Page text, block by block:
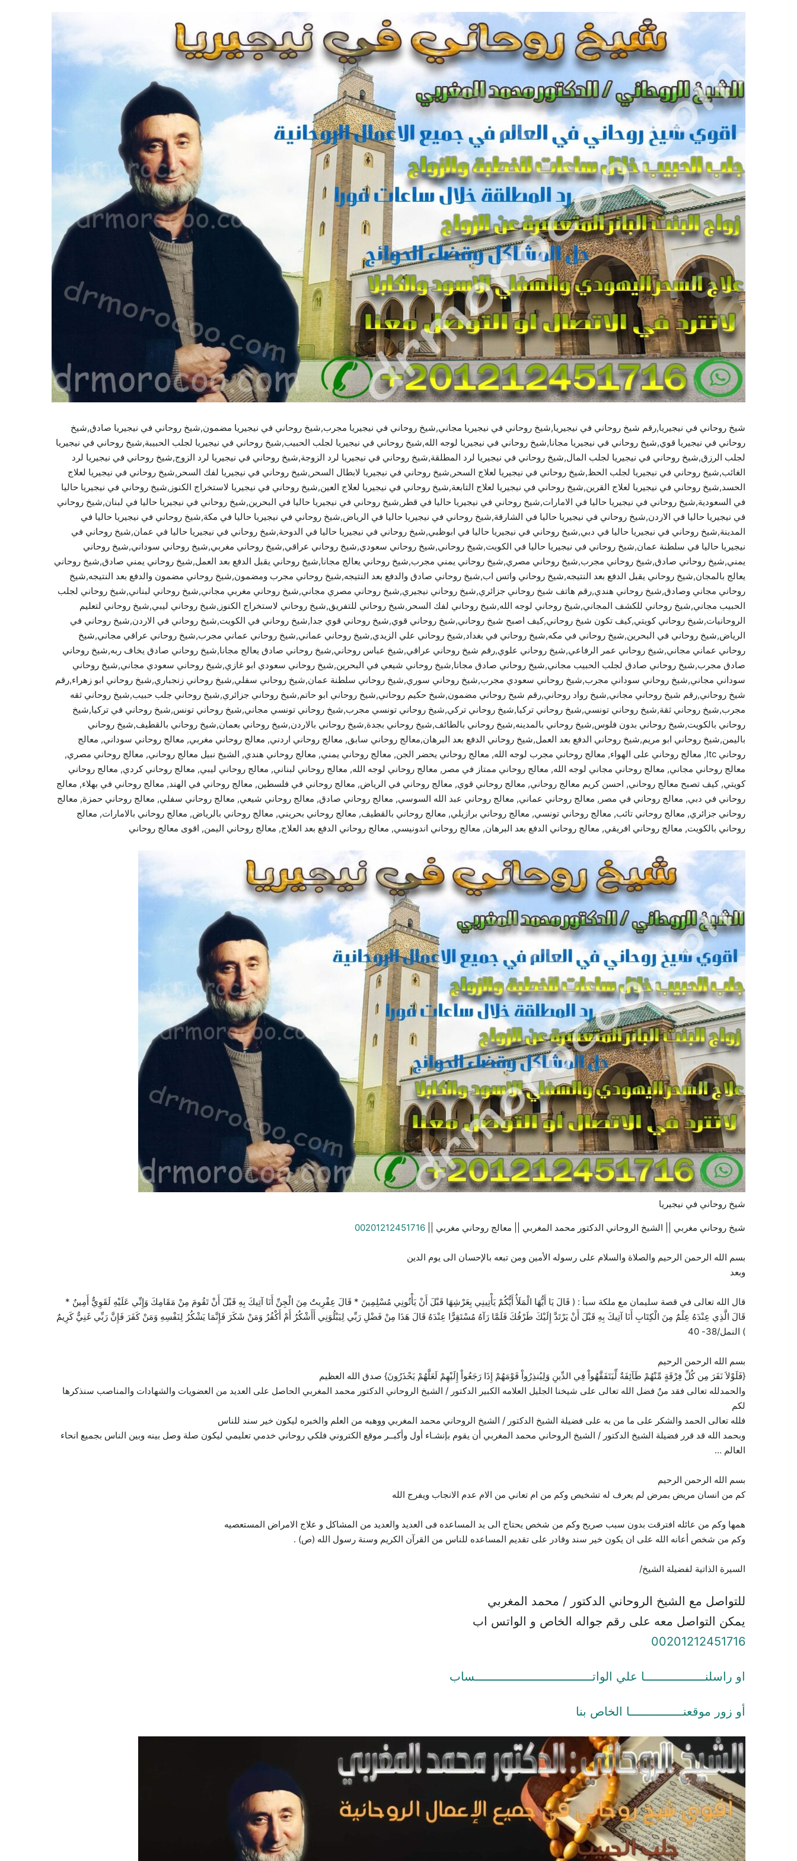
شيخ روحاني في نيجيريا,رقم شيخ روحاني في نيجيريا,شيخ روحاني في نيجيريا مجاني,شيخ روحاني في نيجيريا مجرب,شيخ روحاني في نيجيريا مضمون,شيخ روحاني في نيجيريا صادق,شيخ
روحاني في نيجيريا قوي,شيخ روحاني في نيجيريا مجانا,شيخ روحاني في نيجيريا لوجه الله,شيخ روحاني في نيجيريا لجلب الحبيب,شيخ روحاني في نيجيريا لجلب الحبيبة,شيخ روحاني في نيجيريا
لجلب الرزق,شيخ روحاني في نيجيريا لجلب المال,شيخ روحاني في نيجيريا لرد المطلقة,شيخ روحاني في نيجيريا لرد الزوجة,شيخ روحاني في نيجيريا لرد الزوج,شيخ روحاني في نيجيريا لرد
الغائب,شيخ روحاني في نيجيريا لجلب الحظ,شيخ روحاني في نيجيريا لعلاج السحر,شيخ روحاني في نيجيريا لابطال السحر,شيخ روحاني في نيجيريا لفك السحر,شيخ روحاني في نيجيريا لعلاج
الحسد,شيخ روحاني في نيجيريا لعلاج القرين,شيخ روحاني في نيجيريا لعلاج التابعة,شيخ روحاني في نيجيريا لعلاج العين,شيخ روحاني في نيجيريا لاستخراج الكنوز,شيخ روحاني في نيجيريا حاليا
في السعودية,شيخ روحاني في نيجيريا حاليا في الامارات,شيخ روحاني في نيجيريا حاليا في قطر,شيخ روحاني في نيجيريا حاليا في البحرين,شيخ روحاني في نيجيريا حاليا في لبنان,شيخ روحاني
في نيجيريا حاليا في الاردن,شيخ روحاني في نيجيريا حاليا في الشارقة,شيخ روحاني في نيجيريا حاليا في الرياض,شيخ روحاني في نيجيريا حاليا في مكة,شيخ روحاني في نيجيريا حاليا في
المدينة,شيخ روحاني في نيجيريا حاليا في دبي,شيخ روحاني في نيجيريا حاليا في ابوظبي,شيخ روحاني في نيجيريا حاليا في الدوحة,شيخ روحاني في نيجيريا حاليا في عمان,شيخ روحاني في
نيجيريا حاليا في سلطنة عمان,شيخ روحاني في نيجيريا حاليا في الكويت,شيخ روحاني,شيخ روحاني سعودي,شيخ روحاني عراقي,شيخ روحاني مغربي,شيخ روحاني سوداني,شيخ روحاني
يمني,شيخ روحاني صادق,شيخ روحاني مجرب,شيخ روحاني مصري,شيخ روحاني يمني مجرب,شيخ روحاني يعالج مجانا,شيخ روحاني يقبل الدفع بعد العمل,شيخ روحاني يمني صادق,شيخ روحاني
يعالج بالمجان,شيخ روحاني يقبل الدفع بعد النتيجه,شيخ روحاني واتس اب,شيخ روحاني صادق والدفع بعد النتيجه,شيخ روحاني مجرب ومضمون,شيخ روحاني مضمون والدفع بعد النتيجه,شيخ
روحاني مجاني وصادق,شيخ روحاني هندي,رقم هاتف شيخ روحاني جزائري,شيخ روحاني نيجيري,شيخ روحاني مصري مجاني,شيخ روحاني مغربي مجاني,شيخ روحاني لبناني,شيخ روحاني لجلب
الحبيب مجاني,شيخ روحاني للكشف المجاني,شيخ روحاني لوجه الله,شيخ روحاني لفك السحر,شيخ روحاني للتفريق,شيخ روحاني لاستخراج الكنوز,شيخ روحاني ليبي,شيخ روحاني لتعليم
الروحانيات,شيخ روحاني كويتي,كيف تكون شيخ روحاني,كيف اصبح شيخ روحاني,شيخ روحاني قوي,شيخ روحاني قوي جدا,شيخ روحاني في الكويت,شيخ روحاني في الاردن,شيخ روحاني في
الرياض,شيخ روحاني في البحرين,شيخ روحاني في مكه,شيخ روحاني في بغداد,شيخ روحاني علي الزيدي,شيخ روحاني عماني,شيخ روحاني عماني مجرب,شيخ روحاني عراقي مجاني,شيخ
روحاني عماني مجاني,شيخ روحاني عمر الرفاعي,شيخ روحاني علوي,رقم شيخ روحاني عراقي,شيخ عباس روحاني,شيخ روحاني صادق يعالج مجانا,شيخ روحاني صادق يخاف ربه,شيخ روحاني
صادق مجرب,شيخ روحاني صادق لجلب الحبيب مجاني,شيخ روحاني صادق مجانا,شيخ روحاني شيعي في البحرين,شيخ روحاني سعودي ابو غازي,شيخ روحاني سعودي مجاني,شيخ روحاني
سوداني مجاني,شيخ روحاني سوداني مجرب,شيخ روحاني سعودي مجرب,شيخ روحاني سوري,شيخ روحاني سلطنة عمان,شيخ روحاني سفلي,شيخ روحاني زنجباري,شيخ روحاني ابو زهراء,رقم
شيخ روحاني,رقم شيخ روحاني مجاني,شيخ رواد روحاني,رقم شيخ روحاني مضمون,شيخ حكيم روحاني,شيخ روحاني ابو حاتم,شيخ روحاني جزائري,شيخ روحاني جلب حبيب,شيخ روحاني ثقه
مجرب,شيخ روحاني ثقة,شيخ روحاني تونسي,شيخ روحاني تركيا,شيخ روحاني تركي,شيخ روحاني تونسي مجرب,شيخ روحاني تونسي مجاني,شيخ روحاني تونس,شيخ روحاني في تركيا,شيخ
روحاني بالكويت,شيخ روحاني بدون فلوس,شيخ روحاني بالمدينه,شيخ روحاني بالطائف,شيخ روحاني بجدة,شيخ روحاني بالاردن,شيخ روحاني بعمان,شيخ روحاني بالقطيف,شيخ روحاني
باليمن,شيخ روحاني ابو مريم,شيخ روحاني الدفع بعد العمل,شيخ روحاني الدفع بعد البرهان,معالج روحاني سابق, معالج روحاني اردني, معالج روحاني مغربي, معالج روحاني سوداني, معالج
روحاني ltc, معالج روحاني على الهواء, معالج روحاني مجرب لوجه الله, معالج روحاني يحضر الجن, معالج روحاني يمني, معالج روحاني هندي, الشيخ نبيل معالج روحاني, معالج روحاني مصري,
معالج روحاني مجاني, معالج روحاني مجاني لوجه الله, معالج روحاني ممتاز في مصر, معالج روحاني لوجه الله, معالج روحاني لبناني, معالج روحاني ليبي, معالج روحاني كردي, معالج روحاني
كويتي, كيف تصبح معالج روحاني, احسن كريم معالج روحاني, معالج روحاني قوي, معالج روحاني في الرياض, معالج روحاني في فلسطين, معالج روحاني في الهند, معالج روحاني في بهلاء, معالج
روحاني في دبي, معالج روحاني في مصر, معالج روحاني عماني, معالج روحاني عبد الله السوسي, معالج روحاني صادق, معالج روحاني شيعي, معالج روحاني سفلي, معالج روحاني حمزة, معالج
روحاني جزائري, معالج روحاني تائب, معالج روحاني تونسي, معالج روحاني برازيلي, معالج روحاني بالقطيف, معالج روحاني بحريني, معالج روحاني بالرياض, معالج روحاني بالامارات, معالج
روحاني بالكويت, معالج روحاني افريقي, معالج روحاني الدفع بعد البرهان, معالج روحاني اندونيسي, معالج روحاني الدفع بعد العلاج, معالج روحاني اليمن, اقوى معالج روحاني
شيخ روحاني في نيجيريا
شيخ روحاني مغربي || الشيخ الروحاني الدكتور محمد المغربي || معالج روحاني مغربي || 00201212451716
بسم الله الرحمن الرحيم والصلاة والسلام على رسوله الأمين ومن تبعه بالإحسان الى يوم الدين
وبعد
قال الله تعالى في قصة سليمان مع ملكة سبأ : ( قَالَ يَا أَيُّهَا الْمَلَأُ أَيُّكُمْ يَأْتِينِي بِعَرْشِهَا قَبْلَ أَنْ يَأْتُونِي مُسْلِمِينَ * قَالَ عِفْرِيتٌ مِنَ الْجِنِّ أَنَا آتِيكَ بِهِ قَبْلَ أَنْ تَقُومَ مِنْ مَقَامِكَ وَإِنِّي عَلَيْهِ لَقَوِيٌّ أَمِينٌ *
قَالَ الَّذِي عِنْدَهُ عِلْمٌ مِنَ الْكِتَابِ أَنَا آتِيكَ بِهِ قَبْلَ أَنْ يَرْتَدَّ إِلَيْكَ طَرْفُكَ فَلَمَّا رَآهُ مُسْتَقِرًّا عِنْدَهُ قَالَ هَذَا مِنْ فَضْلِ رَبِّي لِيَبْلُوَنِي أَأَشْكُرُ أَمْ أَكْفُرُ وَمَنْ شَكَرَ فَإِنَّمَا يَشْكُرُ لِنَفْسِهِ وَمَنْ كَفَرَ فَإِنَّ رَبِّي غَنِيٌّ كَرِيمٌ
) النمل/38- 40
بسم الله الرحمن الرحيم
{فَلَوْلاَ نَفَرَ مِن كُلِّ فِرْقَةٍ مِّنْهُمْ طَآئِفَةٌ لِّيَتَفَقَّهُواْ فِي الدِّينِ وَلِيُنذِرُواْ قَوْمَهُمْ إِذَا رَجَعُواْ إِلَيْهِمْ لَعَلَّهُمْ يَحْذَرُونَ} صدق الله العظيم
والحمدلله تعالى فقد منٌ فضل الله تعالى على شيخنا الجليل العلامه الكبير الدكتور / الشيخ الروحاني الدكتور محمد المغربي الحاصل على العديد من العضويات والشهادات والمناصب سنذكرها
لكم
فلله تعالى الحمد والشكر على ما من به على فضيلة الشيخ الدكتور / الشيخ الروحاني محمد المغربي ووهبه من العلم والخبره ليكون خير سند للناس
وبحمد الله قد قرر فضيلة الشيخ الدكتور / الشيخ الروحاني محمد المغربي أن يقوم بإنشـاء أول وأكبــر موقع الكتروني فلكي روحاني خدمي تعليمي ليكون صلة وصل بينه وبين الناس بجميع انحاء
العالم …
بسم الله الرحمن الرحيم
كم من انسان مريض بمرض لم يعرف له تشخيص وكم من ام تعاني من الام عدم الانجاب ويفرج الله
همها وكم من عائله افترقت بدون سبب صريح وكم من شخص يحتاج الى يد المساعده فى العديد والعديد من المشاكل و علاج الامراض المستعصيه
وكم من شخص أعانه الله على ان يكون خير سند وقادر على تقديم المساعده للناس من القرآن الكريم وسنة رسول الله (ص) .
السيرة الذاتية لفضيلة الشيخ/
للتواصل مع الشيخ الروحاني الدكتور / محمد المغربي
يمكن التواصل معه على رقم جواله الخاص و الواتس اب
00201212451716
او راسلنـــــــــــــــــا علي الواتـــــــــــــــــــــــــــــــــساب
أو زور موقعنـــــــــــــــا الخاص بنا